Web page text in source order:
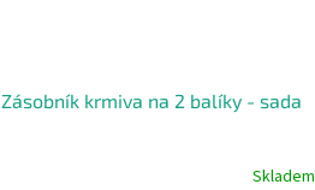
Zásobník krmiva na 2 balíky - sada
Skladem